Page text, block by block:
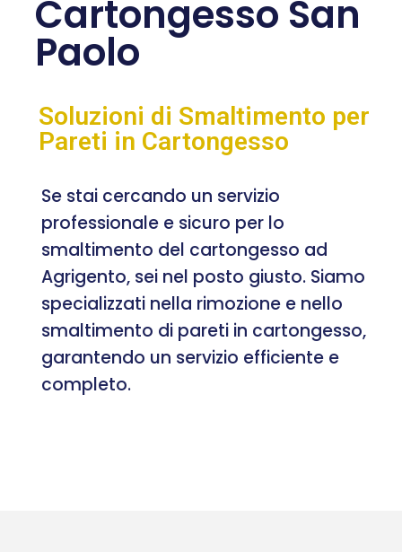
Cartongesso San
Paolo
Soluzioni di Smaltimento per
Pareti in Cartongesso
Se stai cercando un servizio
professionale e sicuro per lo
smaltimento del cartongesso ad
Agrigento, sei nel posto giusto. Siamo
specializzati nella rimozione e nello
smaltimento di pareti in cartongesso,
garantendo un servizio efficiente e
completo.